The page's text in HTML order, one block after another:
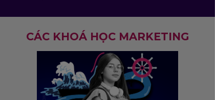
CÁC KHOÁ HỌC MARKETING